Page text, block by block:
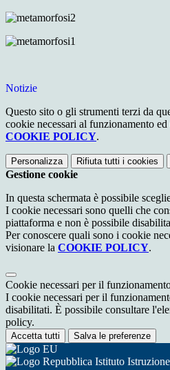
Notizie
Questo sito o gli strumenti terzi da
cookie necessari al funzionamento
COOKIE POLICY.
Personalizza Rifiuta tutti i cookies
Gestione cookie
In questa schermata è possibile
I cookie necessari sono quelli che
piattaforma e non è possibile
Per conoscere quali sono i cookie
visionare la COOKIE POLICY.
Cookie necessari per il
I cookie necessari per il
disabilitati. È possibile consultare
policy.
Accetta tutti Salva le preferenze
Istituto